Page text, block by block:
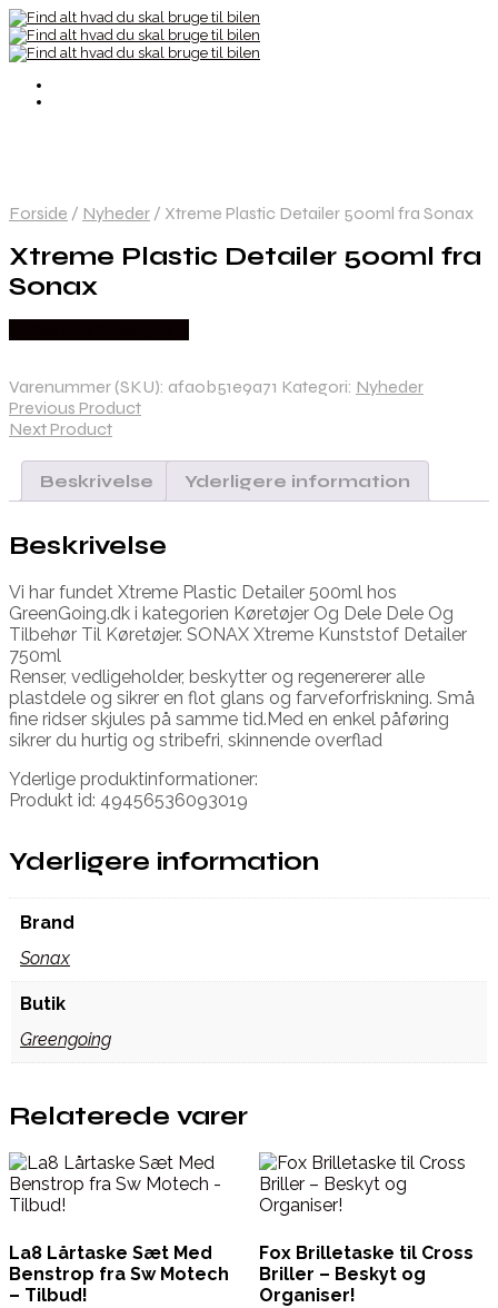
Forside / Nyheder / Xtreme Plastic Detailer 500ml fra Sonax
Xtreme Plastic Detailer 500ml fra
Sonax
Varenummer (SKU): afa0b51e9a71 Kategori: Nyheder
Previous Product
Next Product
Beskrivelse Yderligere information
Beskrivelse
Vi har fundet Xtreme Plastic Detailer 500ml hos
GreenGoing.dk i kategorien Køretøjer Og Dele Dele Og
Tilbehør Til Køretøjer. SONAX Xtreme Kunststof Detailer
750ml
Renser, vedligeholder, beskytter og regenererer alle
plastdele og sikrer en flot glans og farveforfriskning. Små
fine ridser skjules på samme tid.Med en enkel påføring
sikrer du hurtig og stribefri, skinnende overflad
Yderlige produktinformationer:
Produkt id: 49456536093019
Yderligere information
Brand
Sonax
Butik
Greengoing
Relaterede varer
La8 Lårtaske Sæt Med
Benstrop fra Sw Motech
– Tilbud!
Fox Brilletaske til Cross
Briller – Beskyt og
Organiser!